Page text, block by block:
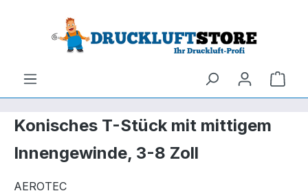
Hauptinhalt springen
Zur Suche springen
Konisches T-Stück mit mittigem
Innengewinde, 3-8 Zoll
AEROTEC